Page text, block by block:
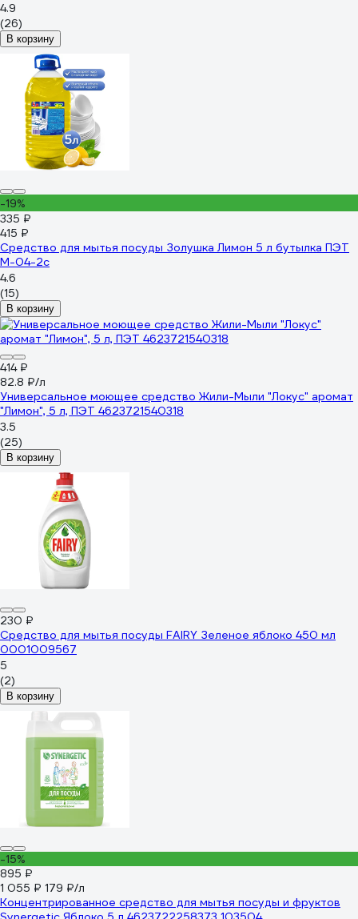
4.9
(26)
В корзину
-19%
335 ₽
415 ₽
Средство для мытья посуды Золушка Лимон 5 л бутылка ПЭТ
М-04-2c
4.6
(15)
В корзину
414 ₽
82.8 ₽/л
Универсальное моющее средство Жили-Мыли "Локус" аромат
"Лимон", 5 л, ПЭТ 4623721540318
3.5
(25)
В корзину
230 ₽
Средство для мытья посуды FAIRY Зеленое яблоко 450 мл
0001009567
5
(2)
В корзину
-15%
895 ₽
1 055 ₽ 179 ₽/л
Концентрированное средство для мытья посуды и фруктов